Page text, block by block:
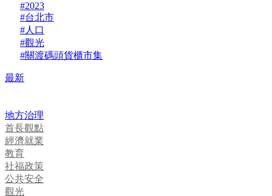
#2023
#台北市
#人口
#觀光
#關渡碼頭貨櫃市集
最新
地方治理
首長觀點
經濟就業
教育
社福政策
公共安全
觀光